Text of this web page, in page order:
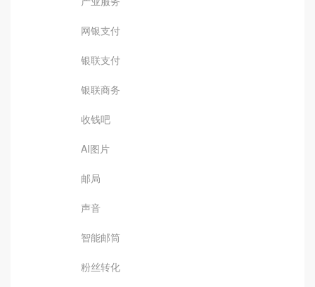
网银支付
银联支付
银联商务
收钱吧
AI图片
邮局
声音
智能邮筒
粉丝转化